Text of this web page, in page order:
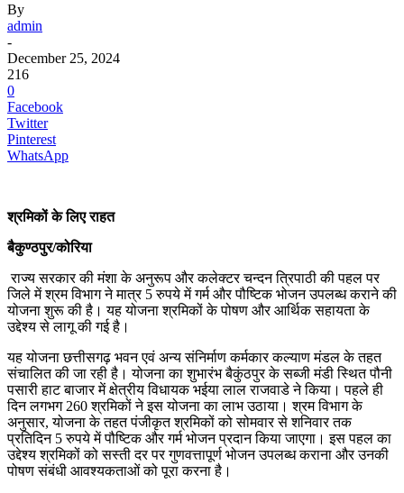
By
admin
-
December 25, 2024
216
0
Facebook
Twitter
Pinterest
WhatsApp
श्रमिकों के लिए राहत
बैकुण्ठपुर/कोरिया
राज्य सरकार की मंशा के अनुरूप और कलेक्टर चन्दन त्रिपाठी की पहल पर
जिले में श्रम विभाग ने मात्र 5 रुपये में गर्म और पौष्टिक भोजन उपलब्ध कराने की
योजना शुरू की है। यह योजना श्रमिकों के पोषण और आर्थिक सहायता के
उद्देश्य से लागू की गई है।
यह योजना छत्तीसगढ़ भवन एवं अन्य संनिर्माण कर्मकार कल्याण मंडल के तहत
संचालित की जा रही है। योजना का शुभारंभ बैकुंठपुर के सब्जी मंडी स्थित पौनी
पसारी हाट बाजार में क्षेत्रीय विधायक भईया लाल राजवाडे ने किया। पहले ही
दिन लगभग 260 श्रमिकों ने इस योजना का लाभ उठाया। श्रम विभाग के
अनुसार, योजना के तहत पंजीकृत श्रमिकों को सोमवार से शनिवार तक
प्रतिदिन 5 रुपये में पौष्टिक और गर्म भोजन प्रदान किया जाएगा। इस पहल का
उद्देश्य श्रमिकों को सस्ती दर पर गुणवत्तापूर्ण भोजन उपलब्ध कराना और उनकी
पोषण संबंधी आवश्यकताओं को पूरा करना है।